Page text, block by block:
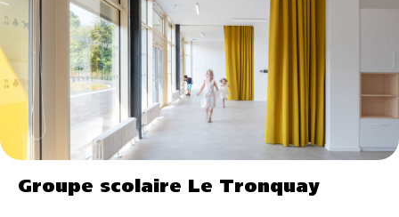
Groupe scolaire Le Tronquay